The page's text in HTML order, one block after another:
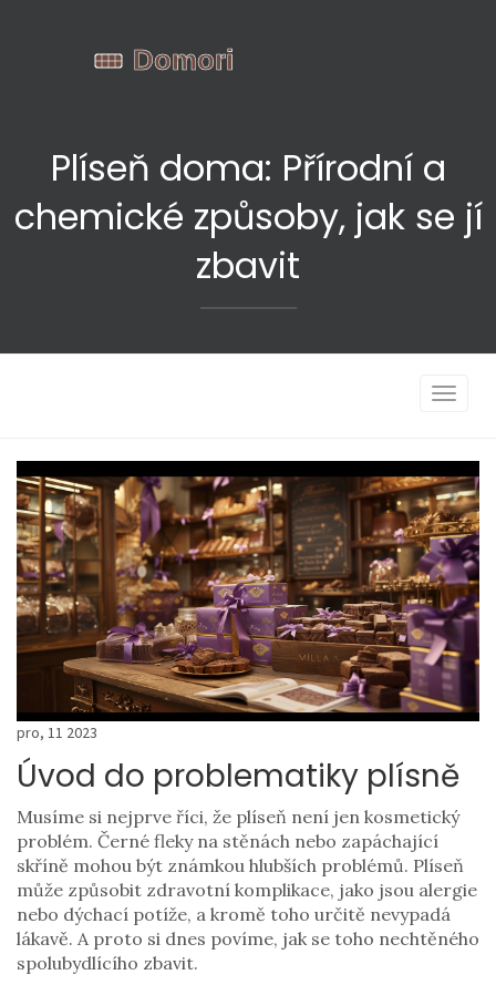
Plíseň doma: Přírodní a
chemické způsoby, jak se jí
zbavit
pro, 11 2023
Úvod do problematiky plísně
Musíme si nejprve říci, že plíseň není jen kosmetický
problém. Černé fleky na stěnách nebo zapáchající
skříně mohou být známkou hlubších problémů. Plíseň
může způsobit zdravotní komplikace, jako jsou alergie
nebo dýchací potíže, a kromě toho určitě nevypadá
lákavě. A proto si dnes povíme, jak se toho nechtěného
spolubydlícího zbavit.